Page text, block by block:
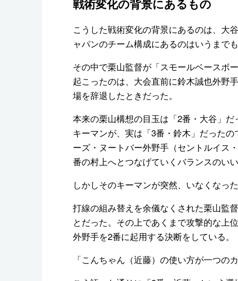
戦術変化の背景にあるもの
こうした戦術変化の背景にあるのは、大
ャパンのチーム構成にあるのはいうまでも
その中で栗山監督が「スモールベースボ
起こったのは、大会直前に鈴木誠也外野
場を辞退したときだった。
本来の栗山構想の目玉は「2番・大谷」
キーマンが、実は「3番・鈴木」だった
ーズ・ヌートバー外野手（セントルイス
番の村上へとつなげていくバランスのい
しかしそのキーマンが突然、いなくなった
打線の組み替えを余儀なくされた栗山監
とだった。その上であくまで攻撃的な上
外野手を2番に起用する決断をしている。
「こんちゃん（近藤）の使い方が一つの